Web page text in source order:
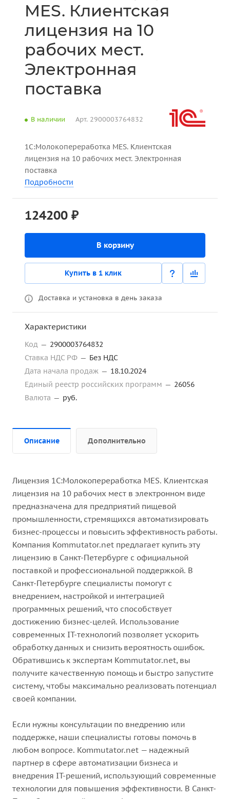
MES. Клиентская
лицензия на 10
рабочих мест.
Электронная
поставка
В наличии Арт. 2900003764832
1С:Молокопереработка MES. Клиентская
лицензия на 10 рабочих мест. Электронная
поставка
Подробности
124200 ₽
В корзину
Купить в 1 клик
Доставка и установка в день заказа
Характеристики
Код — 2900003764832
Ставка НДС РФ — Без НДС
Дата начала продаж — 18.10.2024
Единый реестр российских программ — 26056
Валюта — руб.
Описание Дополнительно
Лицензия 1С:Молокопереработка MES. Клиентская
лицензия на 10 рабочих мест в электронном виде
предназначена для предприятий пищевой
промышленности, стремящихся автоматизировать
бизнес-процессы и повысить эффективность работы.
Компания Kommutator.net предлагает купить эту
лицензию в Санкт-Петербурге с официальной
поставкой и профессиональной поддержкой. В
Санкт-Петербурге специалисты помогут с
внедрением, настройкой и интеграцией
программных решений, что способствует
достижению бизнес-целей. Использование
современных IT-технологий позволяет ускорить
обработку данных и снизить вероятность ошибок.
Обратившись к экспертам Kommutator.net, вы
получите качественную помощь и быстро запустите
систему, чтобы максимально реализовать потенциал
своей компании.
Если нужны консультации по внедрению или
поддержке, наши специалисты готовы помочь в
любом вопросе. Kommutator.net — надежный
партнер в сфере автоматизации бизнеса и
внедрения IT-решений, использующий современные
технологии для повышения эффективности. В Санкт-